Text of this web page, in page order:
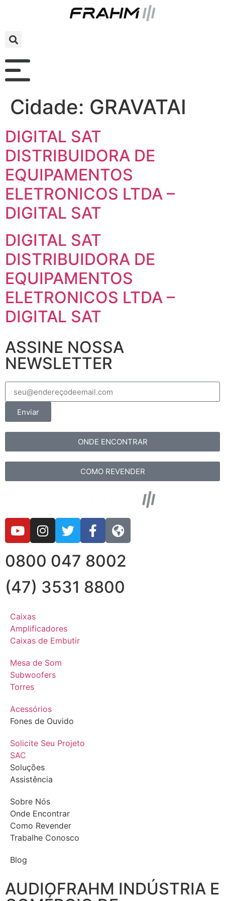
Cidade: GRAVATAI
DIGITAL SAT
DISTRIBUIDORA DE
EQUIPAMENTOS
ELETRONICOS LTDA –
DIGITAL SAT
DIGITAL SAT
DISTRIBUIDORA DE
EQUIPAMENTOS
ELETRONICOS LTDA –
DIGITAL SAT
ASSINE NOSSA
NEWSLETTER
Enviar
ONDE ENCONTRAR
COMO REVENDER
0800 047 8002
(47) 3531 8800
Caixas
Amplificadores
Caixas de Embutir
Mesa de Som
Subwoofers
Torres
Acessórios
Fones de Ouvido
Solicite Seu Projeto
SAC
Soluções
Assistência
Sobre Nós
Onde Encontrar
Como Revender
Trabalhe Conosco
Blog
AUDIOFRAHM INDÚSTRIA E